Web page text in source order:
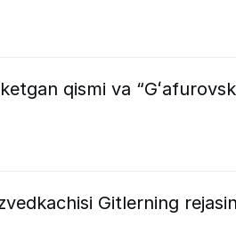
qismi va
Gitlerning